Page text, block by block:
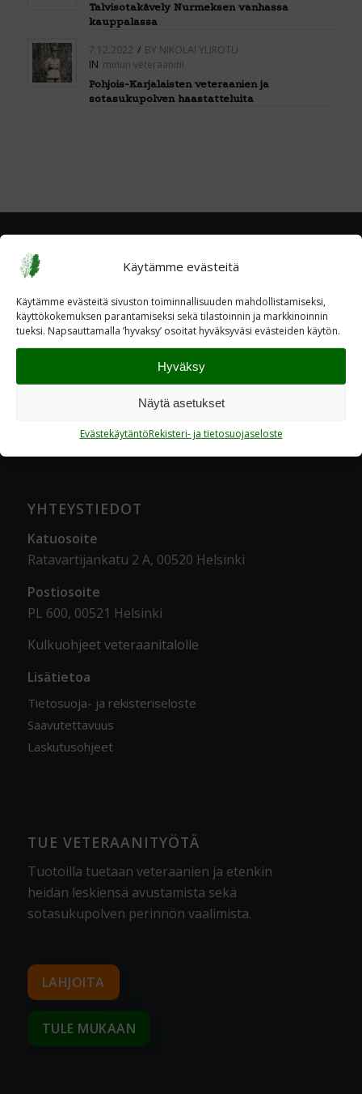
Käytämme evästeitä
Käytämme evästeitä sivuston toiminnallisuuden mahdollistamiseksi,
käyttökokemuksen parantamiseksi sekä tilastoinnin ja markkinoinnin
tueksi. Napsauttamalla ’hyvaksy’ osoitat hyväksyväsi evästeiden käytön.
Hyväksy
Näytä asetukset
EvästekäytäntöRekisteri- ja tietosuojaseloste
Talvisotakävely Nurmeksen vanhassa
kauppalassa
7.12.2022 / BY NIKOLAI YLIROTU
IN minun veteraanini
Pohjois-Karjalaisten veteraanien ja
sotasukupolven haastatteluita
YHTEYSTIEDOT
Katuosoite
Ratavartijankatu 2 A, 00520 Helsinki
Postiosoite
PL 600, 00521 Helsinki
Kulkuohjeet veteraanitalolle
Lisätietoa
Tietosuoja- ja rekisteriseloste
Saavutettavuus
Laskutusohjeet
TUE VETERAANITYÖTÄ
Tuotoilla tuetaan veteraanien ja etenkin
heidän leskiensä avustamista sekä
sotasukupolven perinnön vaalimista.
LAHJOITA
TULE MUKAAN